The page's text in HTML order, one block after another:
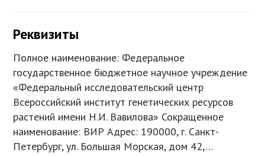
Реквизиты
Полное наименование: Федеральное
государственное бюджетное научное учреждение
«Федеральный исследовательский центр
Всероссийский институт генетических ресурсов
растений имени Н.И. Вавилова» Сокращенное
наименование: ВИР Адрес: 190000, г. Санкт-
Петербург, ул. Большая Морская, дом 42,…